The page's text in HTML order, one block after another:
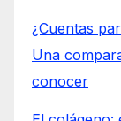
¿Cuentas
Una
conocer